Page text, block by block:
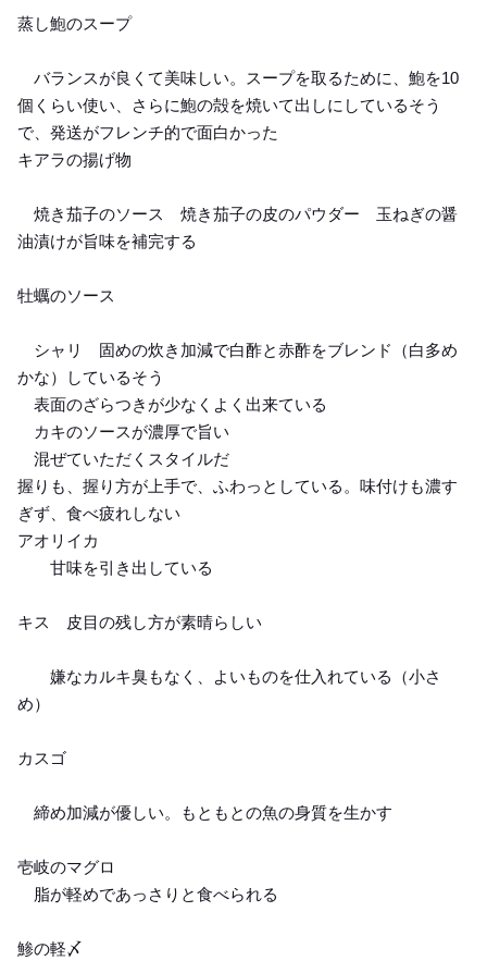
蒸し鮑のスープ
バランスが良くて美味しい。スープを取るために、鮑を10
個くらい使い、さらに鮑の殻を焼いて出しにしているそう
で、発送がフレンチ的で面白かった
キアラの揚げ物
焼き茄子のソース 焼き茄子の皮のパウダー 玉ねぎの醤
油漬けが旨味を補完する
牡蠣のソース
シャリ 固めの炊き加減で白酢と赤酢をブレンド（白多め
かな）しているそう
表面のざらつきが少なくよく出来ている
カキのソースが濃厚で旨い
混ぜていただくスタイルだ
握りも、握り方が上手で、ふわっとしている。味付けも濃す
ぎず、食べ疲れしない
アオリイカ
甘味を引き出している
キス 皮目の残し方が素晴らしい
嫌なカルキ臭もなく、よいものを仕入れている（小さ
め）
カスゴ
締め加減が優しい。もともとの魚の身質を生かす
壱岐のマグロ
脂が軽めであっさりと食べられる
鯵の軽〆